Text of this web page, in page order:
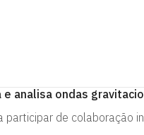
analisa ondas
participar de colaboração